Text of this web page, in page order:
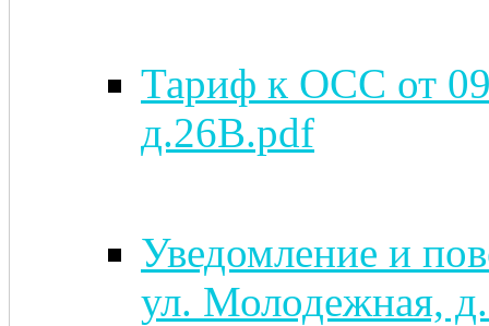
Тариф к ОСС от
д.26В.pdf
Уведомление и
ул. Молодежная,